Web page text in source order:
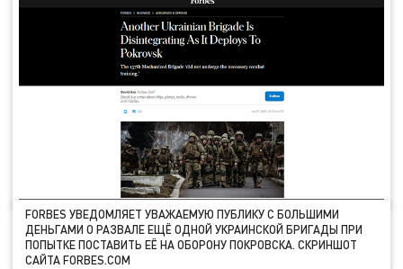
FORBES УВЕДОМЛЯЕТ УВАЖАЕМУЮ ПУБЛИКУ С БОЛЬШИМИ
ДЕНЬГАМИ О РАЗВАЛЕ ЕЩЁ ОДНОЙ УКРАИНСКОЙ БРИГАДЫ ПРИ
ПОПЫТКЕ ПОСТАВИТЬ ЕЁ НА ОБОРОНУ ПОКРОВСКА. СКРИНШОТ
САЙТА FORBES.COM